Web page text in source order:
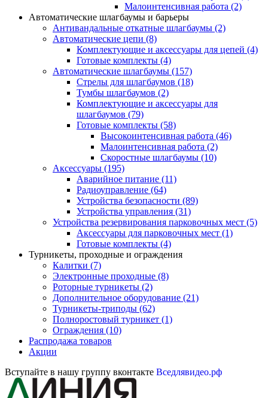
Малоинтенсивная работа (2)
Автоматические шлагбаумы и барьеры
Антивандальные откатные шлагбаумы (2)
Автоматические цепи (8)
Комплектующие и аксессуары для цепей (4)
Готовые комплекты (4)
Автоматические шлагбаумы (157)
Стрелы для шлагбаумов (18)
Тумбы шлагбаумов (2)
Комплектующие и аксессуары для
шлагбаумов (79)
Готовые комплекты (58)
Высокоинтенсивная работа (46)
Малоинтенсивная работа (2)
Скоростные шлагбаумы (10)
Аксессуары (195)
Аварийное питание (11)
Радиоуправление (64)
Устройства безопасности (89)
Устройства управления (31)
Устройства резервирования парковочных мест (5)
Аксессуары для парковочных мест (1)
Готовые комплекты (4)
Турникеты, проходные и ограждения
Калитки (7)
Электронные проходные (8)
Роторные турникеты (2)
Дополнительное оборудование (21)
Турникеты-триподы (62)
Полноростовый турникет (1)
Ограждения (10)
Распродажа товаров
Акции
Вступайте в нашу группу вконтакте Вседлявидео.рф